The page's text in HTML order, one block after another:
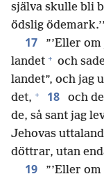
själva skulle bli
ödslig
17
”’Eller
landet + och
landet”, och jag
det, + 18 och
de, så sant jag
Jehovas
döttrar, utan
19 ”’Eller